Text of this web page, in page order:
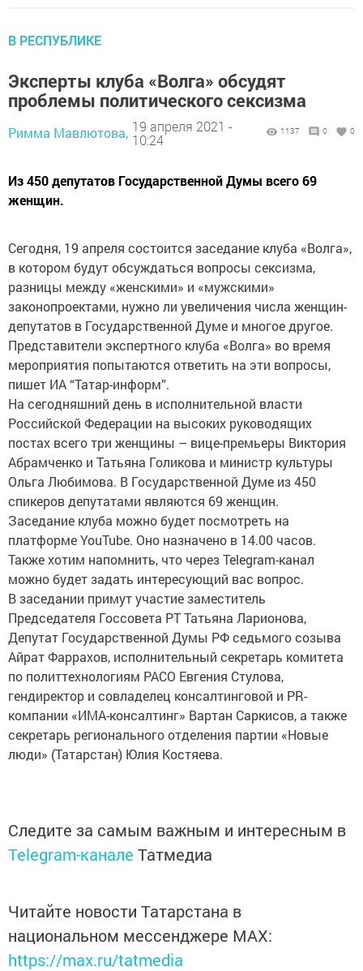
В РЕСПУБЛИКЕ
Эксперты клуба «Волга» обсудят
проблемы политического сексизма
Римма Мавлютова, 19 апреля 2021 -
10:24
1137 0 0
Из 450 депутатов Государственной Думы всего 69
женщин.
Сегодня, 19 апреля состоится заседание клуба «Волга»,
в котором будут обсуждаться вопросы сексизма,
разницы между «женскими» и «мужскими»
законопроектами, нужно ли увеличения числа женщин-
депутатов в Государственной Думе и многое другое.
Представители экспертного клуба «Волга» во время
мероприятия попытаются ответить на эти вопросы,
пишет ИА “Татар-информ”.
На сегодняшний день в исполнительной власти
Российской Федерации на высоких руководящих
постах всего три женщины – вице-премьеры Виктория
Абрамченко и Татьяна Голикова и министр культуры
Ольга Любимова. В Государственной Думе из 450
спикеров депутатами являются 69 женщин.
Заседание клуба можно будет посмотреть на
платформе YouTube. Оно назначено в 14.00 часов.
Также хотим напомнить, что через Telegram-канал
можно будет задать интересующий вас вопрос.
В заседании примут участие заместитель
Председателя Госсовета РТ Татьяна Ларионова,
Депутат Государственной Думы РФ седьмого созыва
Айрат Фаррахов, исполнительный секретарь комитета
по политтехнологиям РАСО Евгения Стулова,
гендиректор и совладелец консалтинговой и PR-
компании «ИМА-консалтинг» Вартан Саркисов, а также
секретарь регионального отделения партии «Новые
люди» (Татарстан) Юлия Костяева.
Следите за самым важным и интересным в
Telegram-канале Татмедиа
Читайте новости Татарстана в
национальном мессенджере MАХ:
https://max.ru/tatmedia